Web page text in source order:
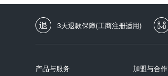
3天退款保障(工商注册适用)
产品与服务 加盟与合作